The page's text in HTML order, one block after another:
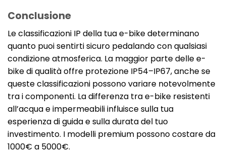
Conclusione
Le classificazioni IP della tua e-bike determinano
quanto puoi sentirti sicuro pedalando con qualsiasi
condizione atmosferica. La maggior parte delle e-
bike di qualità offre protezione IP54–IP67, anche se
queste classificazioni possono variare notevolmente
tra i componenti. La differenza tra e-bike resistenti
all’acqua e impermeabili influisce sulla tua
esperienza di guida e sulla durata del tuo
investimento. I modelli premium possono costare da
1000€ a 5000€.